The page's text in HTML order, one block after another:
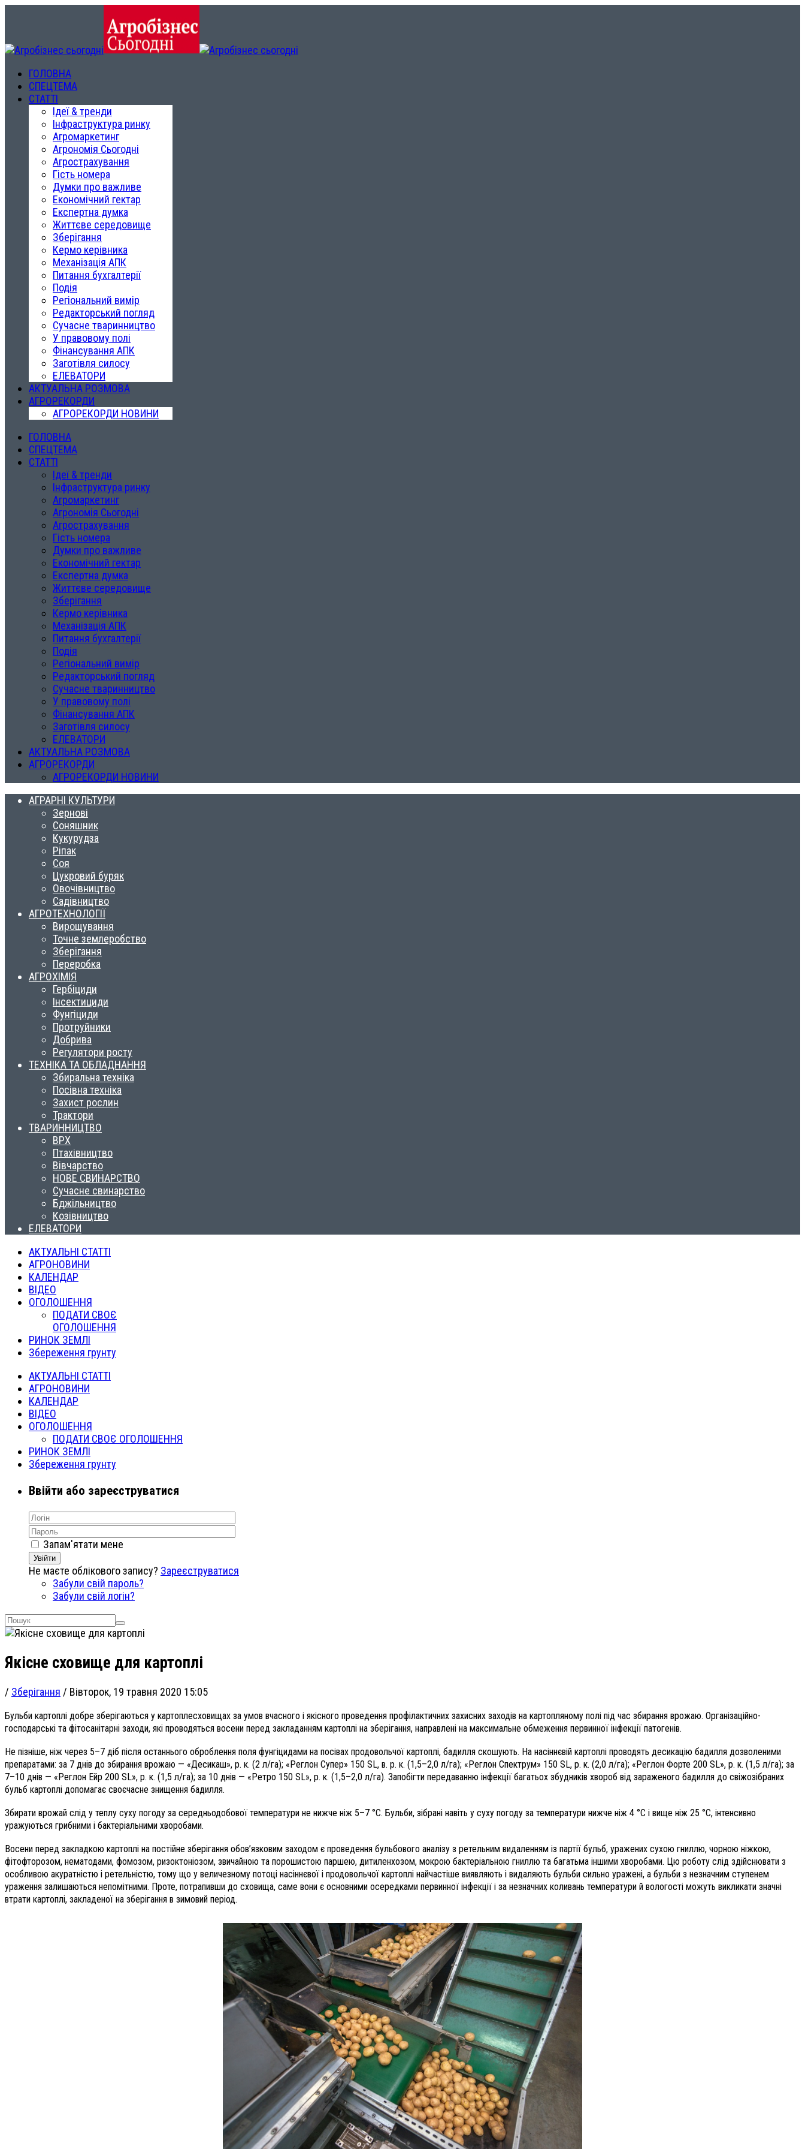
ГОЛОВНА
СПЕЦТЕМА
СТАТТІ
Ідеї & тренди
Інфраструктура ринку
Агромаркетинг
Агрономія Сьогодні
Агрострахування
Гість номера
Думки про важливе
Економічний гектар
Експертна думка
Життєве середовище
Зберігання
Кермо керівника
Механізація АПК
Питання бухгалтерії
Подія
Регіональний вимір
Редакторський погляд
Сучасне тваринництво
У правовому полі
Фінансування АПК
Заготівля силосу
ЕЛЕВАТОРИ
АКТУАЛЬНА РОЗМОВА
АГРОРЕКОРДИ
АГРОРЕКОРДИ НОВИНИ
ГОЛОВНА
СПЕЦТЕМА
СТАТТІ
Ідеї & тренди
Інфраструктура ринку
Агромаркетинг
Агрономія Сьогодні
Агрострахування
Гість номера
Думки про важливе
Економічний гектар
Експертна думка
Життєве середовище
Зберігання
Кермо керівника
Механізація АПК
Питання бухгалтерії
Подія
Регіональний вимір
Редакторський погляд
Сучасне тваринництво
У правовому полі
Фінансування АПК
Заготівля силосу
ЕЛЕВАТОРИ
АКТУАЛЬНА РОЗМОВА
АГРОРЕКОРДИ
АГРОРЕКОРДИ НОВИНИ
АГРАРНІ КУЛЬТУРИ
Зернові
Соняшник
Кукурудза
Ріпак
Соя
Цукровий буряк
Овочівництво
Садівництво
АГРОТЕХНОЛОГІЇ
Вирощування
Точне землеробство
Зберігання
Переробка
АГРОХІМІЯ
Гербіциди
Інсектициди
Фунгіциди
Протруйники
Добрива
Регулятори росту
ТЕХНІКА ТА ОБЛАДНАННЯ
Збиральна техніка
Посівна техніка
Захист рослин
Трактори
ТВАРИННИЦТВО
ВРХ
Птахівництво
Вівчарство
НОВЕ СВИНАРСТВО
Сучасне свинарство
Бджільництво
Козівництво
ЕЛЕВАТОРИ
АКТУАЛЬНІ СТАТТІ
АГРОНОВИНИ
КАЛЕНДАР
ВІДЕО
ОГОЛОШЕННЯ
ПОДАТИ СВОЄ
ОГОЛОШЕННЯ
РИНОК ЗЕМЛІ
Збереження грунту
АКТУАЛЬНІ СТАТТІ
АГРОНОВИНИ
КАЛЕНДАР
ВІДЕО
ОГОЛОШЕННЯ
ПОДАТИ СВОЄ ОГОЛОШЕННЯ
РИНОК ЗЕМЛІ
Збереження грунту
Ввійти або зареєструватися
Запам'ятати мене
Увійти
Не маєте облікового запису? Зареєструватися
Забули свій пароль?
Забули свій логін?
Якісне сховище для картоплі
/ Зберігання / Вівторок, 19 травня 2020 15:05
Бульби картоплі добре зберігаються у картоплесховищах за умов вчасного і якісного проведення профілактичних захисних заходів на картопляному полі під час збирання врожаю. Організаційно-
господарські та фітосанітарні заходи, які проводяться восени перед закладанням картоплі на зберігання, направлені на максимальне обмеження первинної інфекції патогенів.
Не пізніше, ніж через 5–7 діб після останнього оброблення поля фунгіцидами на посівах продовольчої картоплі, бадилля скошують. На насіннєвій картоплі проводять десикацію бадилля дозволеними
препаратами: за 7 днів до збирання врожаю — «Десикаш», р. к. (2 л/га); «Реглон Супер» 150 SL, в. р. к. (1,5–2,0 л/га); «Реглон Спектрум» 150 SL, р. к. (2,0 л/га); «Реглон Форте 200 SL», р. к. (1,5 л/га); за
7–10 днів — «Реглон Ейр 200 SL», р. к. (1,5 л/га); за 10 днів — «Ретро 150 SL», р. к. (1,5–2,0 л/га). Запобігти передаванню інфекції багатьох збудників хвороб від зараженого бадилля до свіжозібраних
бульб картоплі допомагає своєчасне знищення бадилля.
Збирати врожай слід у теплу суху погоду за середньодобової температури не нижче ніж 5–7 °С. Бульби, зібрані навіть у суху погоду за температури нижче ніж 4 °C і вище ніж 25 °С, інтенсивно
уражуються грибними і бактеріальними хворобами.
Восени перед закладкою картоплі на постійне зберігання обов’язковим заходом є проведення бульбового аналізу з ретельним видаленням із партії бульб, уражених сухою гниллю, чорною ніжкою,
фітофторозом, нематодами, фомозом, ризоктоніозом, звичайною та порошистою паршею, дитиленхозом, мокрою бактеріальною гниллю та багатьма іншими хворобами. Цю роботу слід здійснювати з
особливою акуратністю і ретельністю, тому що у величезному потоці насіннєвої і продовольчої картоплі найчастіше виявляють і видаляють бульби сильно уражені, а бульби з незначним ступенем
ураження залишаються непомітними. Проте, потрапивши до сховища, саме вони є основними осередками первинної інфекції і за незначних коливань температури й вологості можуть викликати значні
втрати картоплі, закладеної на зберігання в зимовий період.